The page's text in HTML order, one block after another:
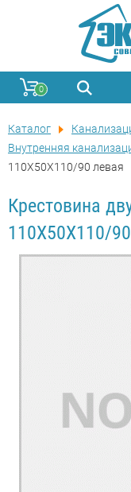
0
Каталог
Внутренняя
110X50X110/90 левая
Крестовина
110X50X110/